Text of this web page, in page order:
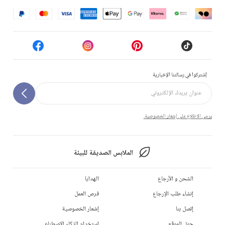
إشتركوا في رسالتنا الإخبارية
يرجى الاطلاع على إشعار الخصوصية.
الملابس الصديقة للبيئة
الشحن و الأرجاع
إنشاء طلب الإرجاع
إتصل بنا
الهدايا
فرص العمل
إشعار الخصوصية